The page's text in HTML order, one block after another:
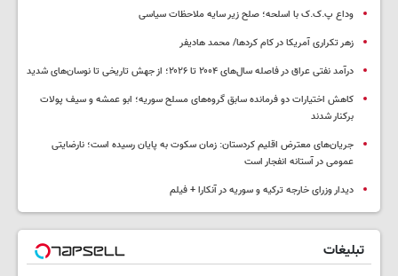
وداع پ.ک.ک با اسلحه؛ صلح زیر سایه ملاحظات سیاسی
زهر تکراری آمریکا در کام کردها/ محمد هادیفر
درآمد نفتی عراق در فاصله سال‌های ۲۰۰۴ تا ۲۰۲۶؛ از جهش تاریخی تا نوسان‌های شدید
کاهش اختیارات دو فرمانده سابق گروه‌های مسلح سوریه؛ ابو عمشه و سیف پولات
برکنار شدند
جریان‌های معترض اقلیم کردستان: زمان سکوت به پایان رسیده است؛ نارضایتی
عمومی در آستانه انفجار است
دیدار وزرای خارجه ترکیه و سوریه در آنکارا + فیلم
تبلیغات